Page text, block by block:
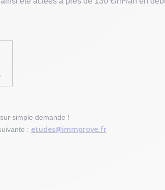
sur simple demande !
: etudes@immprove.fr